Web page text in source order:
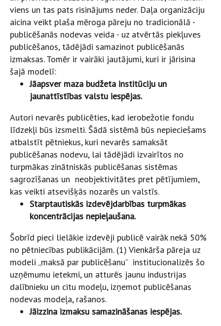
viens un tas pats risinājums neder. Daļa organizāciju
aicina veikt plaša mēroga pāreju no tradicionālā -
publicēšanās nodevas veida - uz atvērtās piekļuves
publicēšanos, tādējādi samazinot publicēšanās
izmaksas. Tomēr ir vairāki jautājumi, kuri ir jārisina
šajā modelī:
Jāapsver maza budžeta institūciju un
jaunattīstības valstu iespējas.
Autori nevarēs publicēties, kad ierobežotie fondu
līdzekļi būs izsmelti. Šādā sistēmā būs nepieciešams
atbalstīt pētniekus, kuri nevarēs samaksāt
publicēšanas nodevu, lai tādējādi izvairītos no
turpmākas zinātniskās publicēšanas sistēmas
sagrozīšanas un neobjektivitātes pret pētījumiem,
kas veikti atsevišķās nozarēs un valstīs.
Starptautiskās izdevējdarbības turpmākas
koncentrācijas nepieļaušana.
Šobrīd pieci lielākie izdevēji publicē vairāk nekā 50%
no pētniecības publikācijām. (1) Vienkārša pāreja uz
modeli „maksā par publicēšanu” institucionalizēs šo
uzņēmumu ietekmi, un atturēs jaunu industrijas
dalībnieku un citu modeļu, izņemot publicēšanas
nodevas modeļa, rašanos.
Jāizzina izmaksu samazināšanas iespējas.